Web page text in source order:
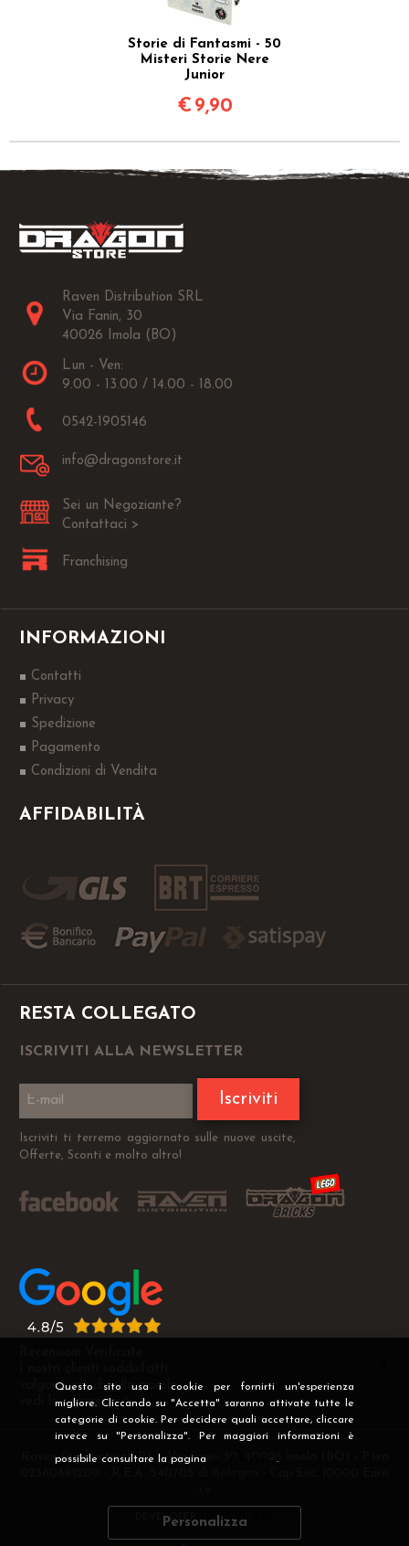
Questo sito usa i cookie per fornirti un'esperienza
migliore. Cliccando su "Accetta" saranno attivate tutte le
categorie di cookie. Per decidere quali accettare, cliccare
invece su "Personalizza". Per maggiori informazioni è
possibile consultare la pagina .
Personalizza
Storie di Fantasmi - 50
Misteri Storie Nere
Junior
€ 9,90
Raven Distribution SRL
Via Fanin, 30
40026 Imola (BO)
Lun - Ven:
9.00 - 13.00 / 14.00 - 18.00
0542-1905146
info@dragonstore.it
Sei un Negoziante?
Contattaci >
Franchising
INFORMAZIONI
Contatti
Privacy
Spedizione
Pagamento
Condizioni di Vendita
AFFIDABILITÀ
RESTA COLLEGATO
ISCRIVITI ALLA NEWSLETTER
Iscriviti
Iscriviti ti terremo aggiornato sulle nuove uscite,
Offerte, Sconti e molto altro!
valgono più di mille parole
vedi le recensioni >
Raven Distribution SRL - Via Fanin 30, 40026 Imola (BO) - P.Iva
DEVELOPER CREATIVE WEB